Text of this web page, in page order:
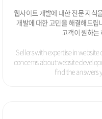
모
08.
해외자원개발진
07.
행정안전부 전자
웹사이트 개발에 대한 전문 지식
개발에 대한 고민을 해결해드립
고객이 원하는
Sellers with expertise in
concerns about website
find theanswers